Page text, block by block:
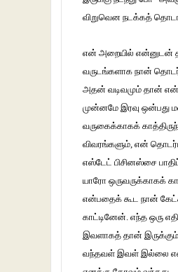
விறுவென நடக்கத்
என் அறையில் என்னுடன்
வருடங்களாக நான்
அதன் வடிவமும் தான்
முன்னமே இரவு ஒன்பது
வருகைக்காகக்
விவரங்களும், என்
எஸ்டேட் பிசினஸ்சை
யாரோ ஒருவருக்காகக்
என்பதைக் கூட நான்
காட்டினேன். எந்த ஒரு
இவளாகத் தான் இருக்கும்
வந்தவள் இவள் இல்லை